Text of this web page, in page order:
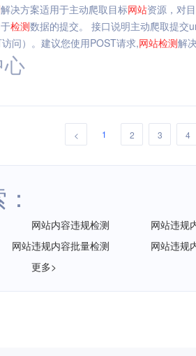
解决方案适用于主动爬取目标网站资源，对
检测数据的提交。 接口说明主动爬取提交
问）。建议您使用POST请求,网站检测解
< 1 2 3 4
网站内容违规检测
网站违规
网站违规内容批量检测
网站违规
更多>